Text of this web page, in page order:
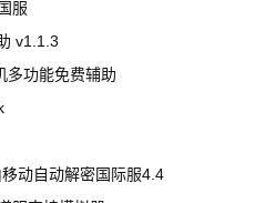
玩家拿起左轮自杀
玩家拿起枪瞄准->开枪
服
v1.1.3
多功能免费辅助
动自动解密国际服4.4